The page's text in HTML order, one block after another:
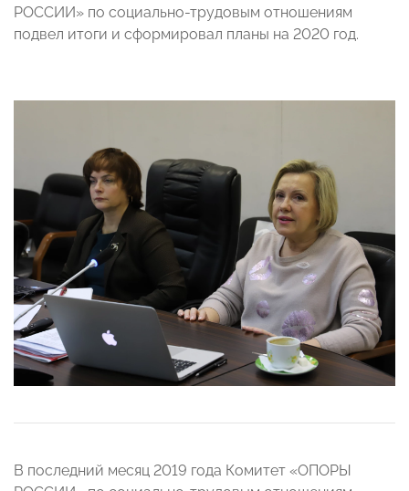
РОССИИ» по социально-трудовым отношениям
подвел итоги и сформировал планы на 2020 год.
В последний месяц 2019 года Комитет «ОПОРЫ